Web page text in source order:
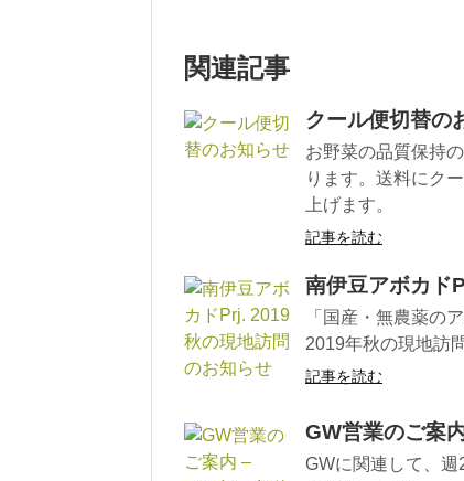
関連記事
クール便切替の
お野菜の品質保持
ります。送料にク
上げます。
記事を読む
南伊豆アボカド
「国産・無農薬の
2019年秋の現地訪
記事を読む
GW営業のご案
GWに関連して、